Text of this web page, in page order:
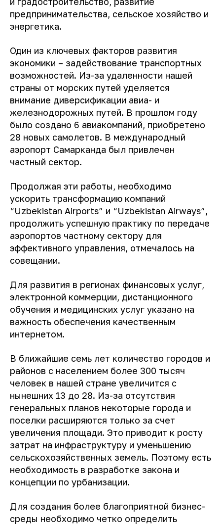
предпринимательства, сельское хозяйство и
энергетика.
Один из ключевых факторов развития
экономики – задействование транспортных
возможностей. Из-за удаленности нашей
страны от морских путей уделяется
внимание диверсификации авиа- и
железнодорожных путей. В прошлом году
было создано 6 авиакомпаний, приобретено
28 новых самолетов. В международный
аэропорт Самарканда был привлечен
частный сектор.
Продолжая эти работы, необходимо
ускорить трансформацию компаний
“Uzbekistan Airports” и “Uzbekistan Airways”,
продолжить успешную практику по передаче
аэропортов частному сектору для
эффективного управления, отмечалось на
совещании.
Для развития в регионах финансовых услуг,
электронной коммерции, дистанционного
обучения и медицинских услуг указано на
важность обеспечения качественным
интернетом.
В ближайшие семь лет количество городов и
районов с населением более 300 тысяч
человек в нашей стране увеличится с
нынешних 13 до 28. Из-за отсутствия
генеральных планов некоторые города и
поселки расширяются только за счет
увеличения площади. Это приводит к росту
затрат на инфраструктуру и уменьшению
сельскохозяйственных земель. Поэтому есть
необходимость в разработке закона и
концепции по урбанизации.
Для создания более благоприятной бизнес-
среды необходимо четко определить